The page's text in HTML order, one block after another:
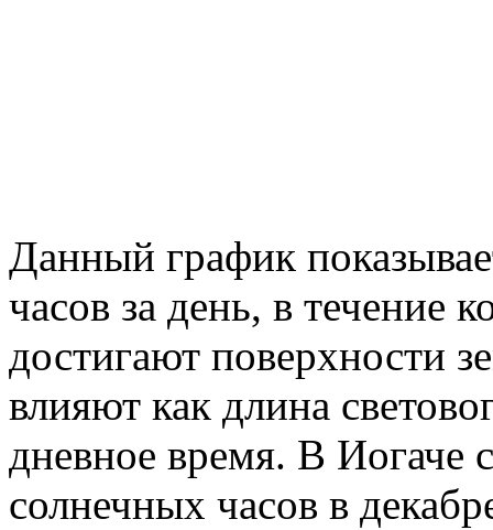
Данный график
часов за день, в течение
достигают поверхности
влияют как длина
дневное время. В Иогаче
солнечных часов в